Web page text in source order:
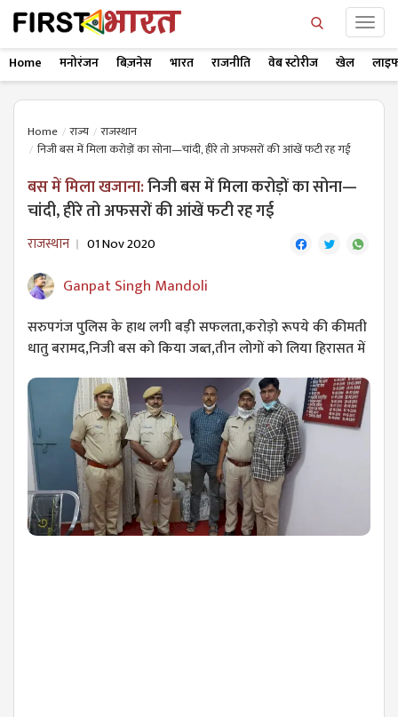
Home मनोरंजन बिज़नेस भारत राजनीति वेब स्टोरीज खेल
Home राज्य
राजस्थान
निजी बस में मिला करोड़ों का सोना—चांदी, हीरे तो अफसरों की आंखें फटी रह गई
बस में मिला खजाना:निजी बस में मिला करोड़ों का सोना—
चांदी, हीरे तो अफसरों की आंखें फटी रह गई
राजस्थान 01 Nov 2020
Ganpat Singh Mandoli
सरुपगंज पुलिस के हाथ लगी बड़ी सफलता,करोड़ो रूपये की कीमती
धातु बरामद,निजी बस को किया जब्त,तीन लोगों को लिया हिरासत में